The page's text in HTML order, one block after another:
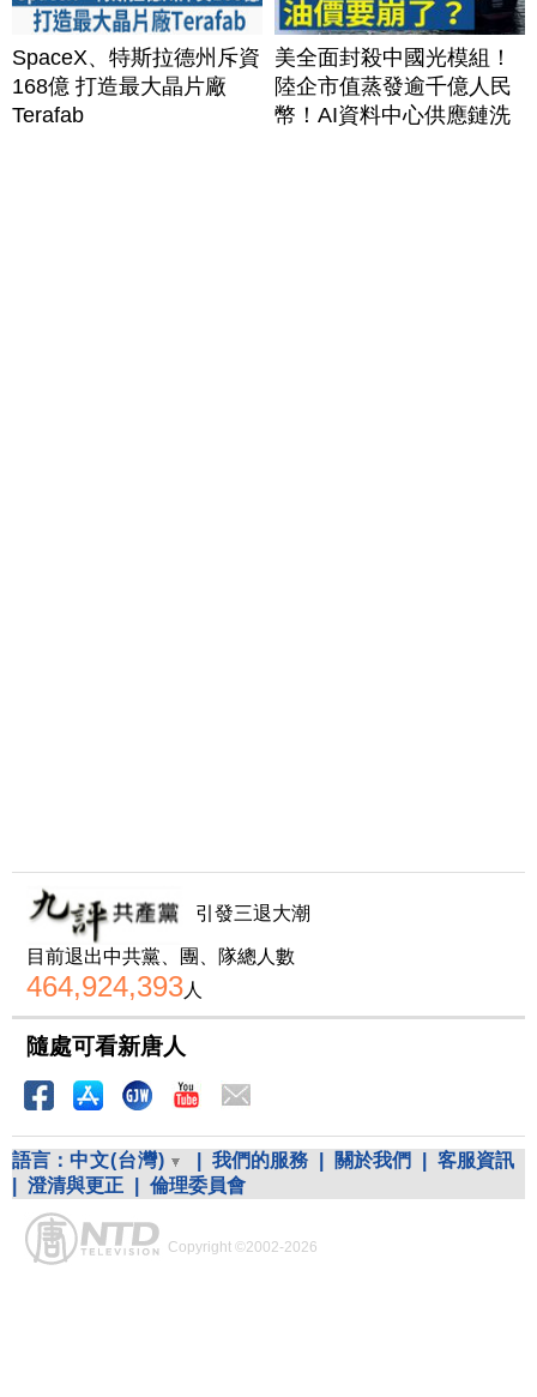
SpaceX、特斯拉德州斥資
168億 打造最大晶片廠
Terafab
美全面封殺中國光模組！
陸企市值蒸發逾千億人民
幣！AI資料中心供應鏈洗
引發三退大潮
目前退出中共黨、團、隊總人數
464,924,393人
隨處可看新唐人
語言： 中文(台灣) 我們的服務 關於我們
客服資訊
澄清與更正 倫理委員會
Copyright ©2002-2026